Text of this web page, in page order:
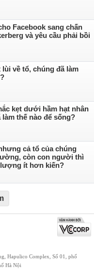
Facebook sang chấn
và yêu cầu phải bồi
về tổ, chúng đã làm
kẹt dưới hầm hạt nhân
thế nào để sống?
cả tổ của chúng
còn con người thì
ít hơn kiến?
Hapulico Complex, Số 01, phố
Hà Nội